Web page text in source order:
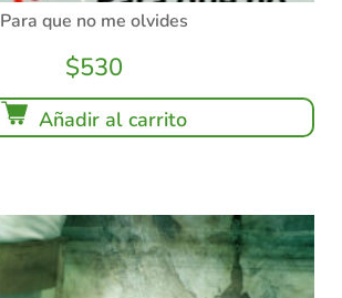
Para que no me olvides
$530
Añadir al carrito